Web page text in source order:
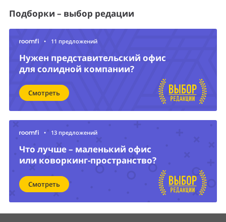
• 13 предложений
Что лучше – маленький офис
или коворкинг-пространство?
Торговые помещения
Склады
Свободного назначения
КУПИТЬ ПОМЕЩЕНИЕ